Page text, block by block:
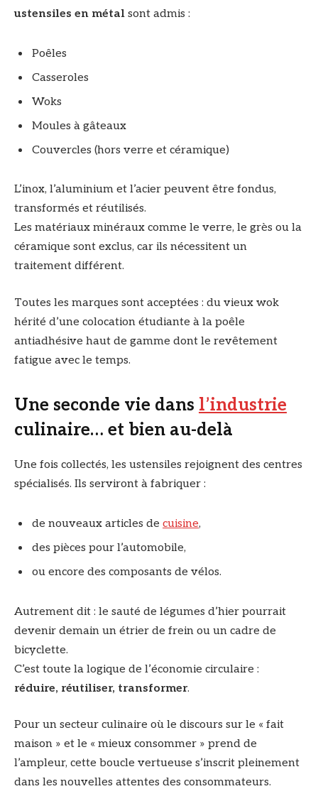
ustensiles en métal sont admis :
Poêles
Casseroles
Woks
Moules à gâteaux
Couvercles (hors verre et céramique)
L’inox, l’aluminium et l’acier peuvent être fondus,
transformés et réutilisés.
Les matériaux minéraux comme le verre, le grès ou la
céramique sont exclus, car ils nécessitent un
traitement différent.
Toutes les marques sont acceptées : du vieux wok
hérité d’une colocation étudiante à la poêle
antiadhésive haut de gamme dont le revêtement
fatigue avec le temps.
Une seconde vie dans l’industrie
culinaire… et bien au-delà
Une fois collectés, les ustensiles rejoignent des centres
spécialisés. Ils serviront à fabriquer :
de nouveaux articles de cuisine,
des pièces pour l’automobile,
ou encore des composants de vélos.
Autrement dit : le sauté de légumes d’hier pourrait
devenir demain un étrier de frein ou un cadre de
bicyclette.
C’est toute la logique de l’économie circulaire :
réduire, réutiliser, transformer.
Pour un secteur culinaire où le discours sur le « fait
maison » et le « mieux consommer » prend de
l’ampleur, cette boucle vertueuse s’inscrit pleinement
dans les nouvelles attentes des consommateurs.